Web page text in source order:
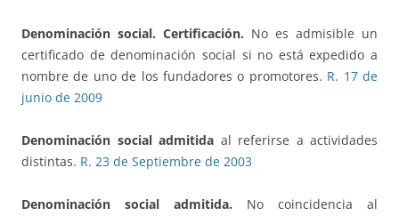
Denominación social. Certificación. No es admisible un
certificado de denominación social si no está expedido a
nombre de uno de los fundadores o promotores. R. 17 de
junio de 2009
Denominación social admitida al referirse a actividades
distintas. R. 23 de Septiembre de 2003
Denominación social admitida. No coincidencia al